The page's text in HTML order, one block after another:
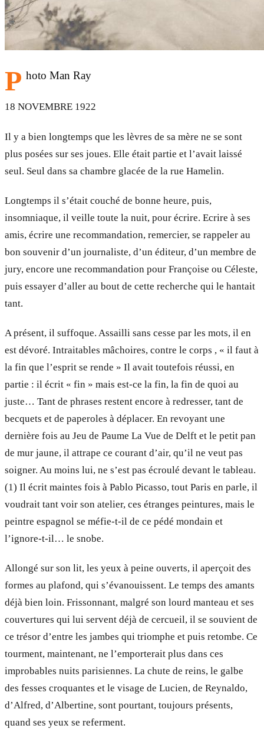
P hoto Man Ray
18 NOVEMBRE 1922
Il y a bien longtemps que les lèvres de sa mère ne se sont
plus posées sur ses joues. Elle était partie et l’avait laissé
seul. Seul dans sa chambre glacée de la rue Hamelin.
Longtemps il s’était couché de bonne heure, puis,
insomniaque, il veille toute la nuit, pour écrire. Ecrire à ses
amis, écrire une recommandation, remercier, se rappeler au
bon souvenir d’un journaliste, d’un éditeur, d’un membre de
jury, encore une recommandation pour Françoise ou Céleste,
puis essayer d’aller au bout de cette recherche qui le hantait
tant.
A présent, il suffoque. Assailli sans cesse par les mots, il en
est dévoré. Intraitables mâchoires, contre le corps , « il faut à
la fin que l’esprit se rende » Il avait toutefois réussi, en
partie : il écrit « fin » mais est-ce la fin, la fin de quoi au
juste… Tant de phrases restent encore à redresser, tant de
becquets et de paperoles à déplacer. En revoyant une
dernière fois au Jeu de Paume La Vue de Delft et le petit pan
de mur jaune, il attrape ce courant d’air, qu’il ne veut pas
soigner. Au moins lui, ne s’est pas écroulé devant le tableau.
(1) Il écrit maintes fois à Pablo Picasso, tout Paris en parle, il
voudrait tant voir son atelier, ces étranges peintures, mais le
peintre espagnol se méfie-t-il de ce pédé mondain et
l’ignore-t-il… le snobe.
Allongé sur son lit, les yeux à peine ouverts, il aperçoit des
formes au plafond, qui s’évanouissent. Le temps des amants
déjà bien loin. Frissonnant, malgré son lourd manteau et ses
couvertures qui lui servent déjà de cercueil, il se souvient de
ce trésor d’entre les jambes qui triomphe et puis retombe. Ce
tourment, maintenant, ne l’emporterait plus dans ces
improbables nuits parisiennes. La chute de reins, le galbe
des fesses croquantes et le visage de Lucien, de Reynaldo,
d’Alfred, d’Albertine, sont pourtant, toujours présents,
quand ses yeux se referment.